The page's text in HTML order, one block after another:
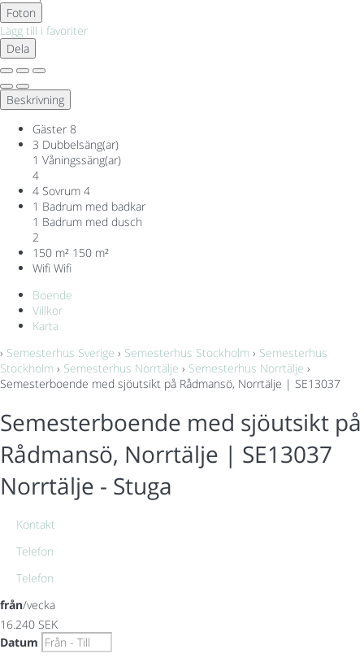
Foton
Lägg till i favoriter
Dela
Beskrivning
Gäster 8
3 Dubbelsäng(ar)
1 Våningssäng(ar)
4
4 Sovrum 4
1 Badrum med badkar
1 Badrum med dusch
2
150 m² 150 m²
Wifi Wifi
Boende
Villkor
Karta
› Semesterhus Sverige › Semesterhus Stockholm › Semesterhus
Stockholm › Semesterhus Norrtälje › Semesterhus Norrtälje ›
Semesterboende med sjöutsikt på Rådmansö, Norrtälje | SE13037
Semesterboende med sjöutsikt på
Rådmansö, Norrtälje | SE13037
Norrtälje - Stuga
Kontakt
Telefon
Telefon
från/vecka
16.240 SEK
Datum